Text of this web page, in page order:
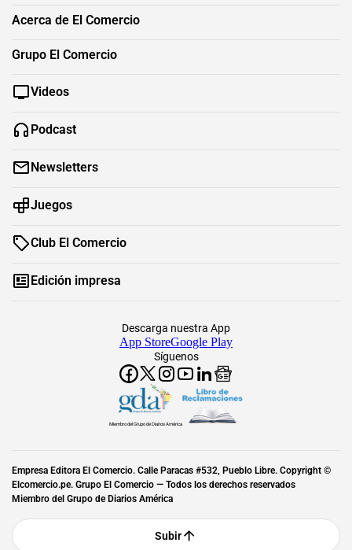
Acerca de El Comercio
Grupo El Comercio
Videos
Podcast
Newsletters
Juegos
Club El Comercio
Edición impresa
Síguenos
Descarga nuestra App
App StoreGoogle Play
Miembro del Grupo de Diarios América
Empresa Editora El Comercio. Calle Paracas #532, Pueblo Libre. Copyright ©
Elcomercio.pe. Grupo El Comercio — Todos los derechos reservados
Miembro del Grupo de Diarios América
Subir